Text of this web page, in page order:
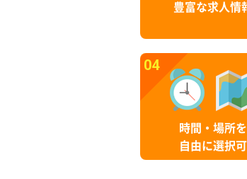
豊富な求人情
04
時間・場所を
自由に選択可